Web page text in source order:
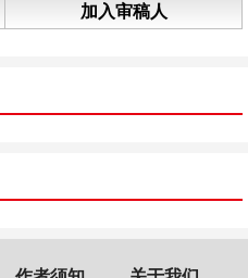
加入审稿人